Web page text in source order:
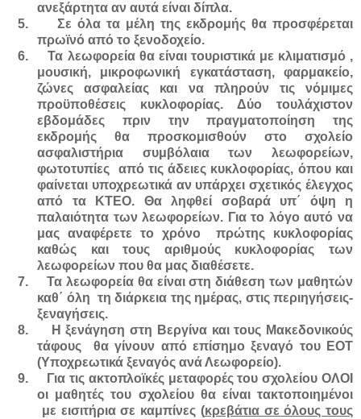
ανεξάρτητα αν αυτά είναι δίπλα.
5.
Σε όλα τα μέλη της εκδρομής θα προσφέρεται
πρωϊνό από το ξενοδοχείο.
6.
Τα λεωφορεία θα είναι τουριστικά με κλιματισμό ,
μουσική, μικροφωνική εγκατάσταση, φαρμακείο,
ζώνες ασφαλείας και να πληρούν τις νόμιμες
προϋποθέσεις κυκλοφορίας. Δύο τουλάχιστον
εβδομάδες πριν την πραγματοποίηση της
εκδρομής θα προσκομισθούν στο σχολείο
ασφαλιστήρια συμβόλαια των λεωφορείων,
φωτοτυπίες από τις άδειες κυκλοφορίας, όπου και
φαίνεται υποχρεωτικά αν υπάρχει σχετικός έλεγχος
από τα ΚΤΕΟ. Θα ληφθεί σοβαρά υπ΄ όψη η
παλαιότητα των λεωφορείων. Για το λόγο αυτό να
μας αναφέρετε το χρόνο πρώτης κυκλοφορίας
καθώς και τους αριθμούς κυκλοφορίας των
λεωφορείων που θα μας διαθέσετε.
7.
Τα λεωφορεία θα είναι στη διάθεση των μαθητών
καθ΄ όλη τη διάρκεια της ημέρας, στις περιηγήσεις-
ξεναγήσεις.
8.
Η ξενάγηση στη Βεργίνα και τους Μακεδονικούς
τάφους θα γίνουν από επίσημο ξεναγό του ΕΟΤ
(Υποχρεωτικά ξεναγός ανά Λεωφορείο).
9.
Για τις ακτοπλοϊκές μεταφορές του σχολείου ΟΛΟΙ
οι μαθητές του σχολείου θα είναι τακτοποιημένοι
με εισιτήρια σε καμπίνες (κρεβάτια σε όλους τους